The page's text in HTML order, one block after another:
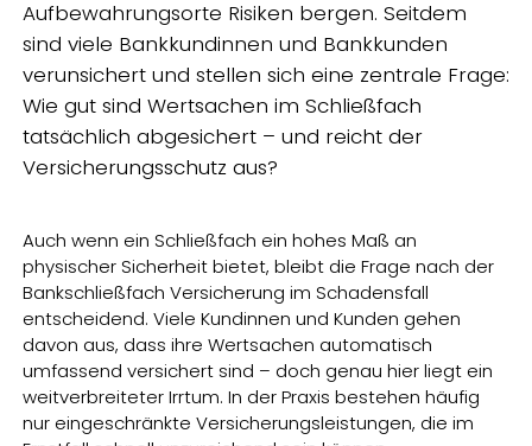
Aufbewahrungsorte Risiken bergen. Seitdem
sind viele Bankkundinnen und Bankkunden
verunsichert und stellen sich eine zentrale Frage:
Wie gut sind Wertsachen im Schließfach
tatsächlich abgesichert – und reicht der
Versicherungsschutz aus?
Auch wenn ein Schließfach ein hohes Maß an
physischer Sicherheit bietet, bleibt die Frage nach der
Bankschließfach Versicherung im Schadensfall
entscheidend. Viele Kundinnen und Kunden gehen
davon aus, dass ihre Wertsachen automatisch
umfassend versichert sind – doch genau hier liegt ein
weitverbreiteter Irrtum. In der Praxis bestehen häufig
nur eingeschränkte Versicherungsleistungen, die im